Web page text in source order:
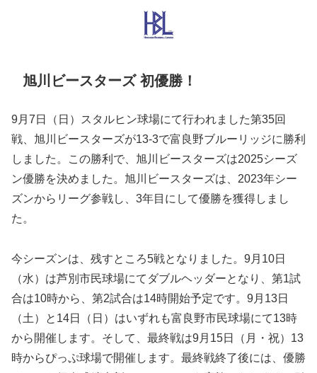
旭川ビースターズ 初優勝！
9月7日（日）スタルヒン球場にて行われました第35回
戦、旭川ビースターズが13-3で富良野ブルーリッジに勝利
しました。この勝利で、旭川ビースターズは2025シーズ
ン優勝を決めました。旭川ビースターズは、2023年シー
ズンからリーグ参戦し、3年目にして優勝を獲得しまし
た。
今シーズンは、残すところ5戦となりました。9月10日
（水）は芦別市民球場にてダブルヘッダーとなり、第1試
合は10時から、第2試合は14時開始予定です。9月13日
（土）と14日（日）はいずれも富良野市民球場にて13時
から開催します。そして、最終戦は9月15日（月・祝）13
時からぴっぷ球場で開催します。最終戦終了後には、優勝